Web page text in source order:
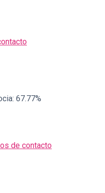
67.77%
de contacto